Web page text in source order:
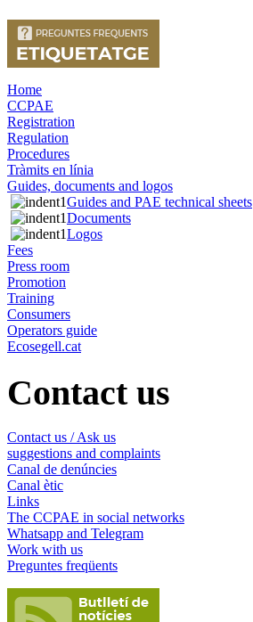
Home
CCPAE
Registration
Regulation
Procedures
Tràmits en línia
Guides, documents and logos
Guides and PAE technical sheets
Documents
Logos
Fees
Press room
Promotion
Training
Consumers
Operators guide
Ecosegell.cat
Contact us
Contact us / Ask us
suggestions and complaints
Canal de denúncies
Canal ètic
Links
The CCPAE in social networks
Whatsapp and Telegram
Work with us
Preguntes freqüents